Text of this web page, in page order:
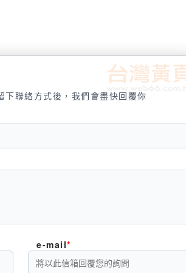
聯絡方式後，我們會盡快回覆你
e-mail